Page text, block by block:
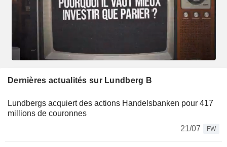
Dernières actualités sur Lundberg B
Lundbergs acquiert des actions Handelsbanken pour 417
millions de couronnes
21/07
FW